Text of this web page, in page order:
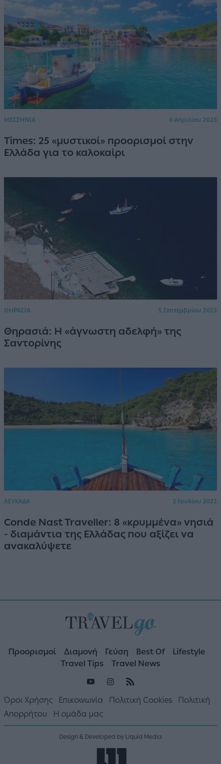
ΜΕΣΣΗΝΙΑ 6 Απριλίου 2025
Times: 25 «μυστικοί» προορισμοί στην
Ελλάδα για το καλοκαίρι
ΘΗΡΑΣΙΑ 5 Σεπτεμβρίου 2023
Θηρασιά: Η «άγνωστη αδελφή» της
Σαντορίνης
ΛΕΥΚΑΔΑ 2 Ιουλίου 2022
Conde Nast Traveller: 8 «κρυμμένα» νησιά
- διαμάντια της Ελλάδας που αξίζει να
ανακαλύψετε
Προορισμοί Διαμονή Γεύση Best Of
Lifestyle
Travel Tips
Travel News
Όροι Χρήσης Επικοινωνία Πολιτική Cookies
Πολιτική
Απορρήτου
Η ομάδα μας
Design & Developed by Liquid Media